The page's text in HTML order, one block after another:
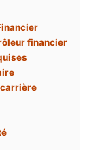
financier